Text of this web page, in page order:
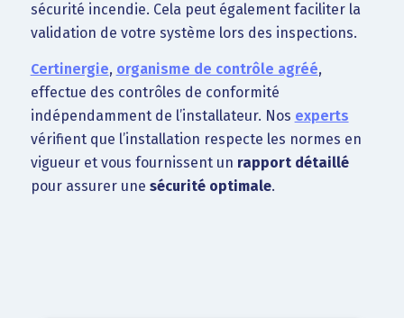
sécurité incendie. Cela peut également faciliter la
validation de votre système lors des inspections.
Certinergie, organisme de contrôle agréé,
effectue des contrôles de conformité
indépendamment de l’installateur. Nos experts
vérifient que l’installation respecte les normes en
vigueur et vous fournissent un rapport détaillé
pour assurer une sécurité optimale.